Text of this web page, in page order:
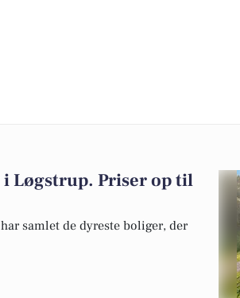
Løgstrup. Priser op til
samlet de dyreste boliger, der